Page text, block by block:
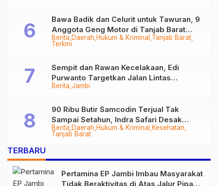
Berita Daerah Hukum & Kriminal Tanjab Barat
Terkini
Bawa Badik dan Celurit untuk Tawuran, 9
Anggota Geng Motor di Tanjab Barat
Diringkus
Berita Jambi
Sempit dan Rawan Kecelakaan, Edi
Purwanto Targetkan Jalan Lintas
Tungkal-Jambi Mulus di 2028
Berita Daerah Hukum & Kriminal
Kesehatan
Tanjab Barat
90 Ribu Butir Samcodin Terjual Tak
Sampai Setahun, Indra Safari Desak
Audit Menyeluruh
TERBARU
Pertamina EP Jambi Imbau Masyarakat
Tidak Beraktivitas di Atas Jalur Pipa